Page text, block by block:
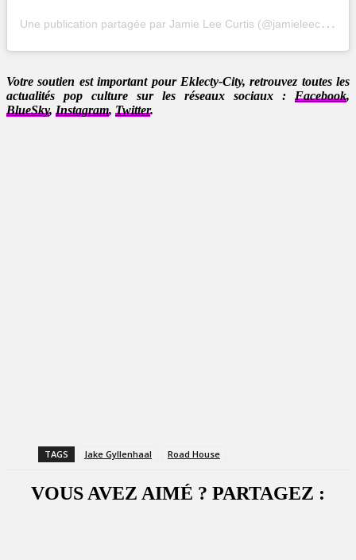
U
ne publication partagée par Jamie Lee Curtis (@jamieleecurtis)
Votre soutien est important pour Eklecty-City, retrouvez toutes les
actualités pop culture sur les réseaux sociaux : Facebook,
BlueSky, Instagram, Twitter.
TAGS Jake Gyllenhaal Road House
VOUS AVEZ AIMÉ ? PARTAGEZ :